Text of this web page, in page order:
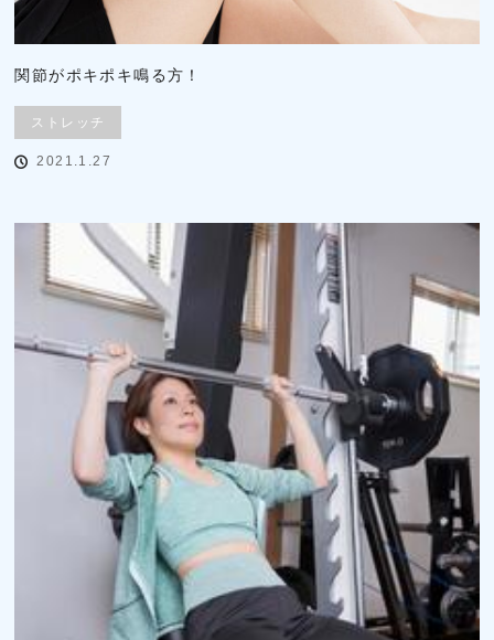
関節がポキポキ鳴る方！
ストレッチ
2021.1.27